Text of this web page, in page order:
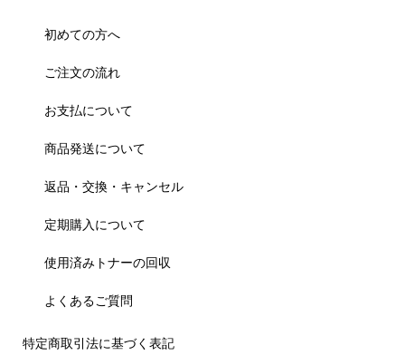
初めての方へ
ご注文の流れ
お支払について
商品発送について
返品・交換・キャンセル
定期購入について
使用済みトナーの回収
よくあるご質問
特定商取引法に基づく表記